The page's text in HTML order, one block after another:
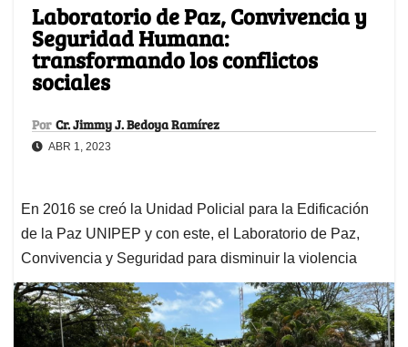
Laboratorio de Paz, Convivencia y
Seguridad Humana:
transformando los conflictos
sociales
Por Cr. Jimmy J. Bedoya Ramírez
ABR 1, 2023
En 2016 se creó la Unidad Policial para la Edificación
de la Paz UNIPEP y con este, el Laboratorio de Paz,
Convivencia y Seguridad para disminuir la violencia